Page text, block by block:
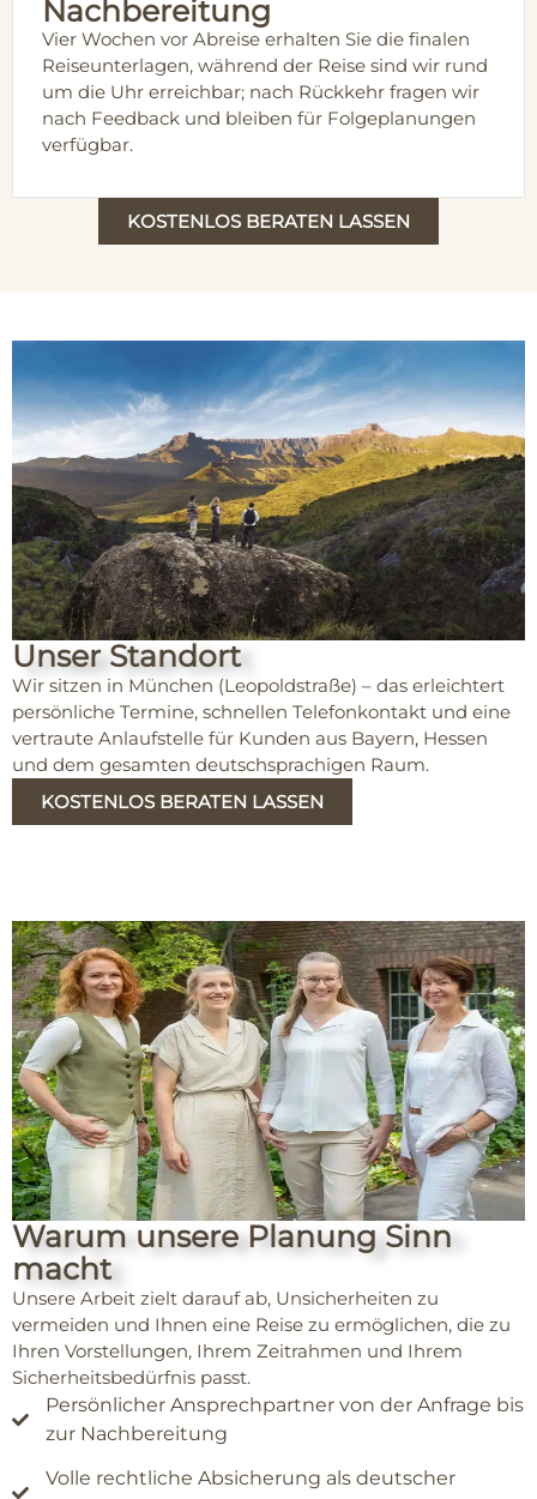
Nachbereitung
Vier Wochen vor Abreise erhalten Sie die finalen
Reiseunterlagen, während der Reise sind wir rund
um die Uhr erreichbar; nach Rückkehr fragen wir
nach Feedback und bleiben für Folgeplanungen
verfügbar.
KOSTENLOS BERATEN LASSEN
Unser Standort
Wir sitzen in München (Leopoldstraße) – das erleichtert
persönliche Termine, schnellen Telefonkontakt und eine
vertraute Anlaufstelle für Kunden aus Bayern, Hessen
und dem gesamten deutschsprachigen Raum.
KOSTENLOS BERATEN LASSEN
Warum unsere Planung Sinn
macht
Unsere Arbeit zielt darauf ab, Unsicherheiten zu
vermeiden und Ihnen eine Reise zu ermöglichen, die zu
Ihren Vorstellungen, Ihrem Zeitrahmen und Ihrem
Sicherheitsbedürfnis passt.
Persönlicher Ansprechpartner von der Anfrage bis
zur Nachbereitung
Volle rechtliche Absicherung als deutscher